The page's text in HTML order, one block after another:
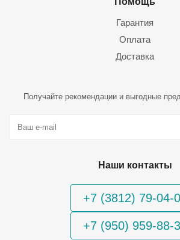
Гарантия
Оплата
Доставка
Получайте рекомендации и выгодные
Наши контакты
+7 (3812) 79-04-
+7 (950) 959-88-